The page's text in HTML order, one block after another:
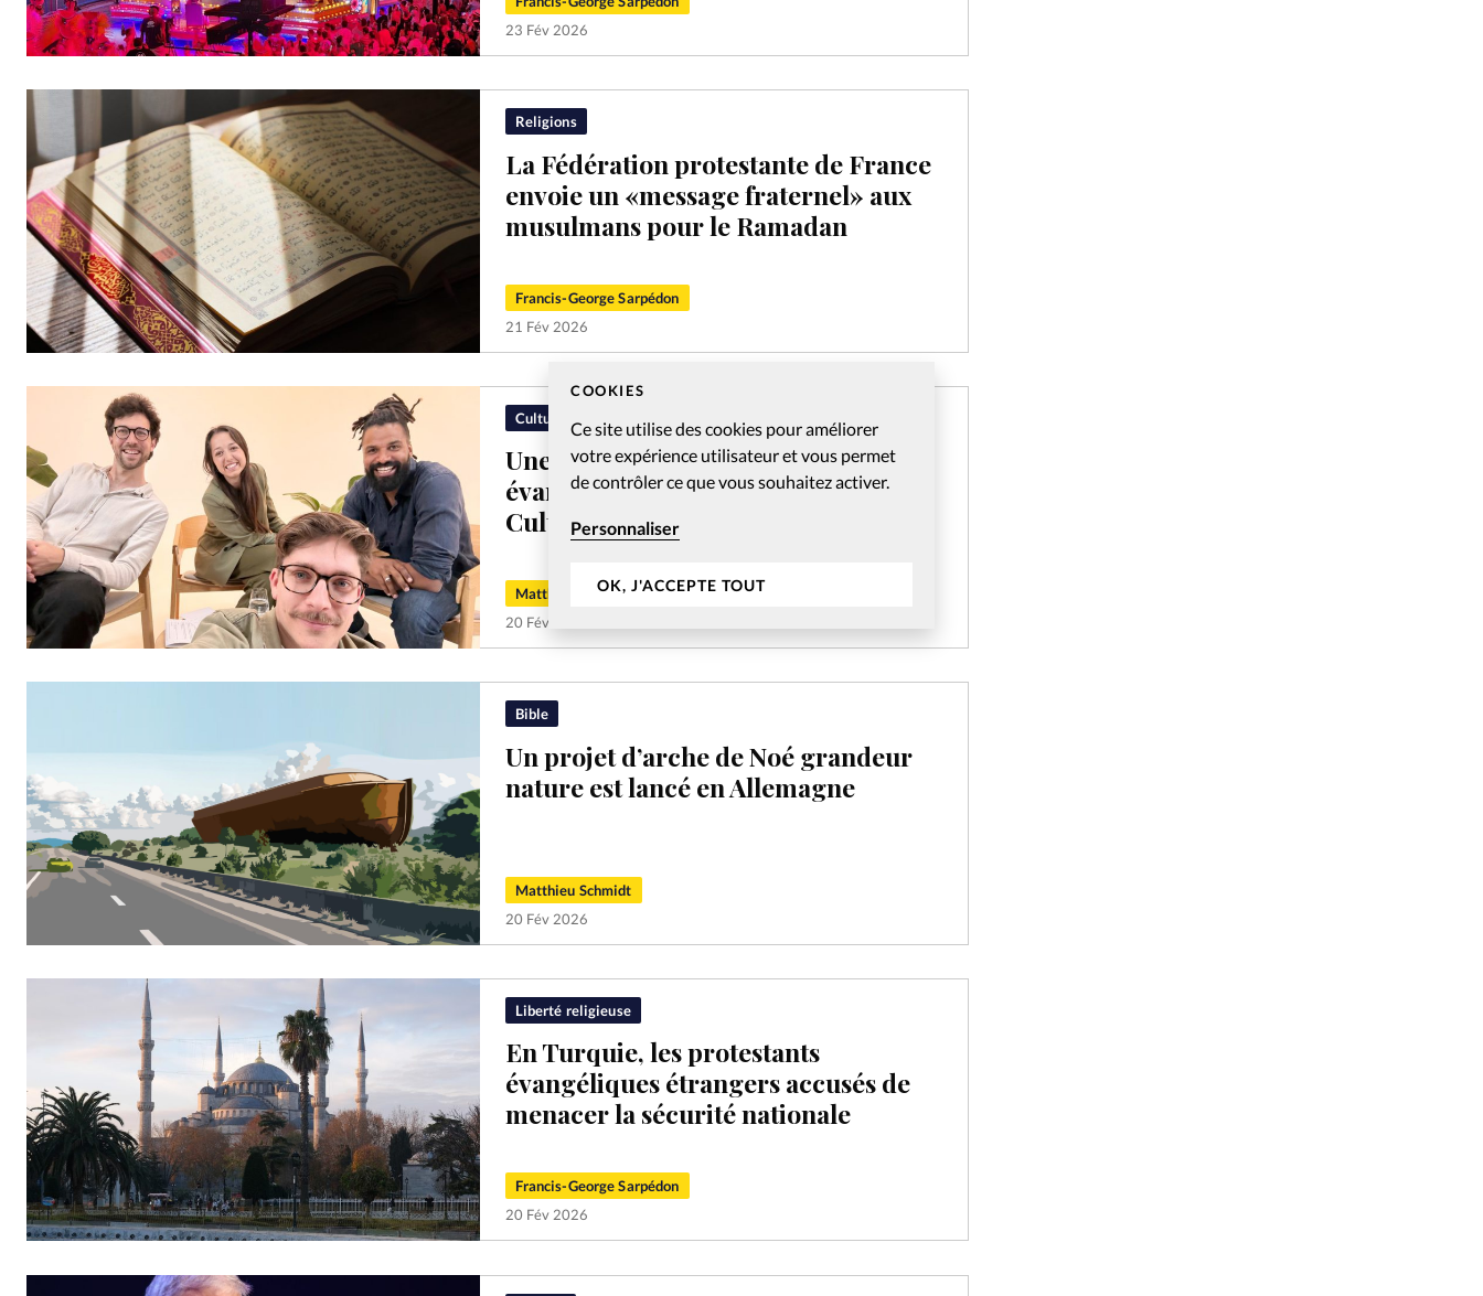
COOKIES
Ce site utilise des cookies pour améliorer
votre expérience utilisateur et vous permet
de contrôler ce que vous souhaitez activer.
Personnaliser
OK, J'ACCEPTE TOUT
23 Fév 2026
Religions
La Fédération protestante de France
envoie un «message fraternel» aux
musulmans pour le Ramadan
Francis-George Sarpédon
21 Fév 2026
Culture
Une femme rabbin sur un podcast
évangélique: le pari du dialogue de
Cultura
Matthieu Schmidt
20 Fév 2026
Bible
Un projet d’arche de Noé grandeur
nature est lancé en Allemagne
Matthieu Schmidt
20 Fév 2026
Liberté religieuse
En Turquie, les protestants
évangéliques étrangers accusés de
menacer la sécurité nationale
Francis-George Sarpédon
20 Fév 2026